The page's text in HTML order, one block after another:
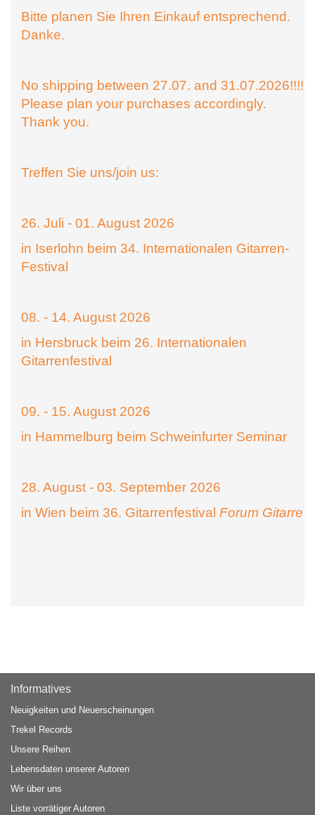
Bitte planen Sie Ihren Einkauf entsprechend.
Danke.
No shipping between 27.07. and 31.07.2026!!!!
Please plan your purchases accordingly.
Thank you.
Treffen Sie uns/join us:
26. Juli - 01. August 2026
in Iserlohn beim 34. Internationalen Gitarren-
Festival
08. - 14. August 2026
in Hersbruck beim 26. Internationalen
Gitarrenfestival
09. - 15. August 2026
in Hammelburg beim Schweinfurter Seminar
28. August - 03. September 2026
in Wien beim 36. Gitarrenfestival Forum Gitarre
Informatives
Neuigkeiten und Neuerscheinungen
Trekel Records
Unsere Reihen
Lebensdaten unserer Autoren
Wir über uns
Liste vorrätiger Autoren